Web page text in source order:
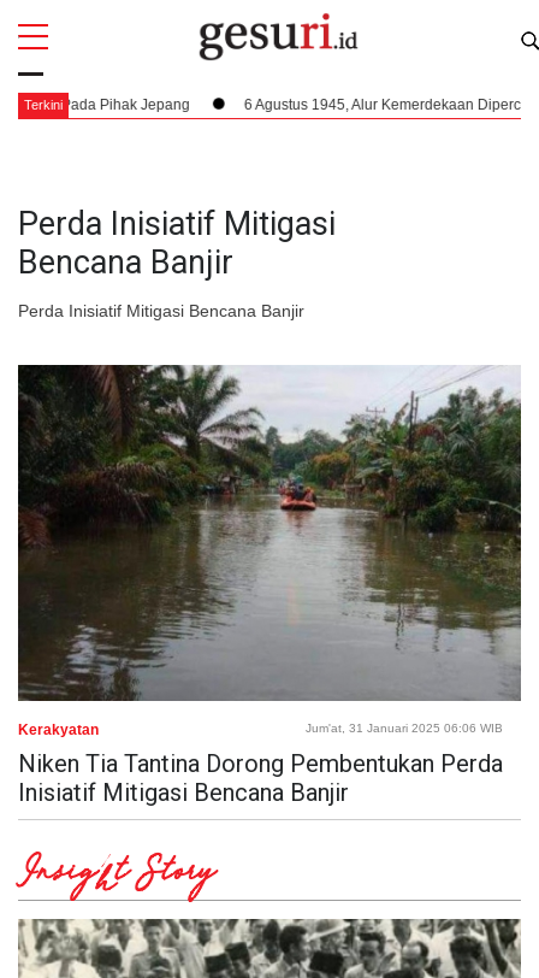
Terkini
Pada Pihak Jepang 6 Agustus 1945, Alur Kemerdekaan Dipercepat:
Perda Inisiatif Mitigasi
Bencana Banjir
Perda Inisiatif Mitigasi Bencana Banjir
All
Kerakyatan Jum'at, 31 Januari 2025 06:06 WIB
Niken Tia Tantina Dorong Pembentukan Perda
Inisiatif Mitigasi Bencana Banjir
Insight Story